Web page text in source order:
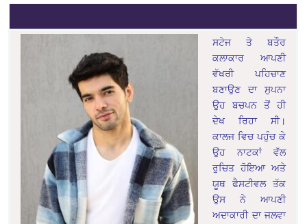
ਸਟੇਜ ਤੇ ਬਤੌਰ
ਕਲਾਕਾਰ ਆਪਣੀ
ਵੱਖਰੀ ਪਹਿਚਾਣ
ਬਣਾਉਣ ਦਾ ਸੁਪਨਾ
ਉਹ ਬਚਪਨ ਤੋਂ ਹੀ
ਦੇਖ ਰਿਹਾ ਸੀ।
ਕਾਲਜ ਵਿਚ ਪਹੁੰਚ ਕੇ
ਉਹ ਨਾਟਕਾਂ ਵੱਲ
ਰੁਚਿਤ ਹੋਇਆ ਅਤੇ
ਯੂਥ ਫੈਸਟੀਵਲ ਤੱਕ
ਉਸ ਨੇ ਆਪਣੀ
ਅਦਾਕਾਰੀ ਦਾ ਜਲਵਾ